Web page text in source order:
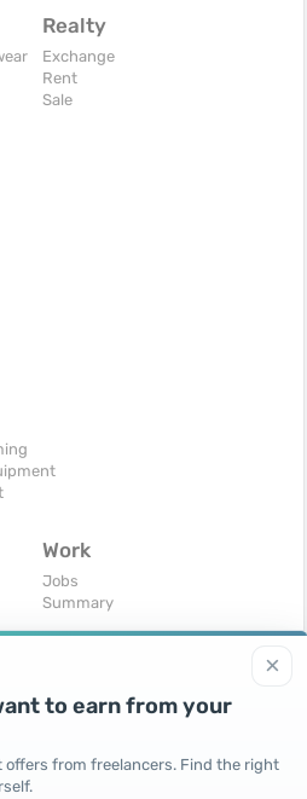
Realty
Exchange
Rent
Sale
Work
Jobs
Summary
×
to earn from your
offers from freelancers. Find the right